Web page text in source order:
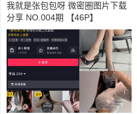
我就是张包包呀 微密圈图片下载
分享 NO.004期 【46P】